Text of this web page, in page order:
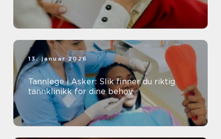
13. januar 2026
Tannlege i Asker: Slik finner du riktig
tannklinikk for dine behov